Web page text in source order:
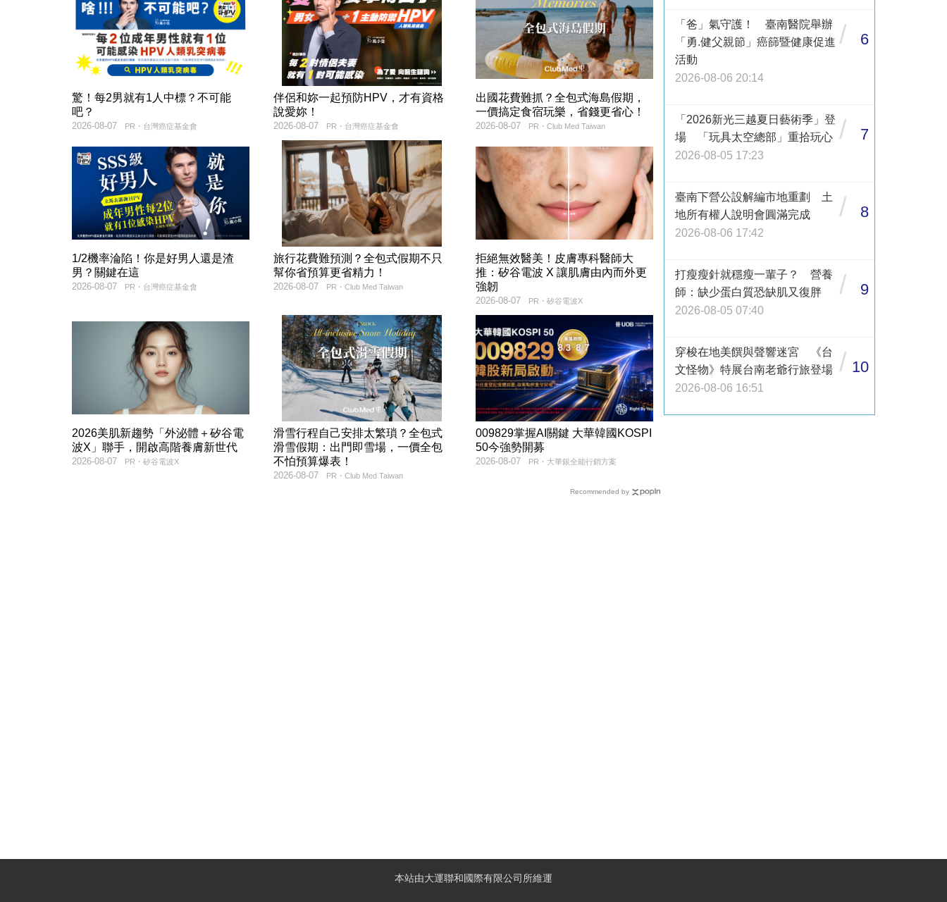
驚！每2男就有1人中標？不可能
吧？
PR・台灣癌症基金會
2026-08-07
伴侶和妳一起預防HPV，才有資格
說愛妳！
PR・台灣癌症基金會
2026-08-07
出國花費難抓？全包式海島假期，
一價搞定食宿玩樂，省錢更省心！
PR・Club Med Taiwan
2026-08-07
1/2機率淪陷！你是好男人還是渣
男？關鍵在這
PR・台灣癌症基金會
2026-08-07
旅行花費難預測？全包式假期不只
幫你省預算更省精力！
PR・Club Med Taiwan
2026-08-07
拒絕無效醫美！皮膚專科醫師大
推：矽谷電波 X 讓肌膚由內而外更
強韌
PR・矽谷電波X
2026-08-07
2026美肌新趨勢「外泌體＋矽谷電
波X」聯手，開啟高階養膚新世代
PR・矽谷電波X
2026-08-07
滑雪行程自己安排太繁瑣？全包式
滑雪假期：出門即雪場，一價全包
不怕預算爆表！
PR・Club Med Taiwan
2026-08-07
009829掌握AI關鍵 大華韓國KOSPI
50今強勢開募
PR・大華銀全能行銷方案
2026-08-07
Recommended by
「爸」氣守護！ 臺南醫院舉辦
「勇.健父親節」癌篩暨健康促進
活動
2026-08-06 20:14
/ 6
「2026新光三越夏日藝術季」登
場 「玩具太空總部」重拾玩心
2026-08-05 17:23
/ 7
臺南下營公設解編市地重劃 土
地所有權人說明會圓滿完成
2026-08-06 17:42
/ 8
打瘦瘦針就穩瘦一輩子？ 營養
師：缺少蛋白質恐缺肌又復胖
2026-08-05 07:40
/ 9
穿梭在地美饌與聲響迷宮 《台
文怪物》特展台南老爺行旅登場
2026-08-06 16:51
/ 10
本站由大運聯和國際有限公司所維運